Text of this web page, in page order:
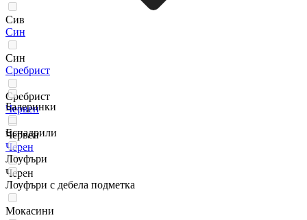
Сив
Син
Син
Сребрист
Сребрист
Червен
Червен
Черен
Черен
Балеринки
Еспадрили
Лоуфъри
Лоуфъри с дебела подметка
Мокасини